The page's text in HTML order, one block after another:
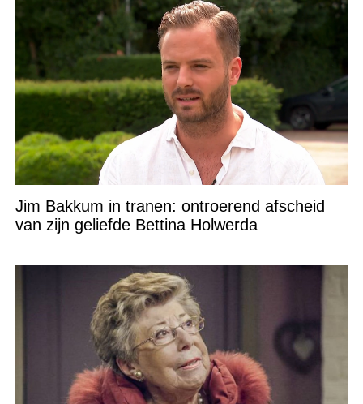
Jim Bakkum in tranen: ontroerend afscheid
van zijn geliefde Bettina Holwerda